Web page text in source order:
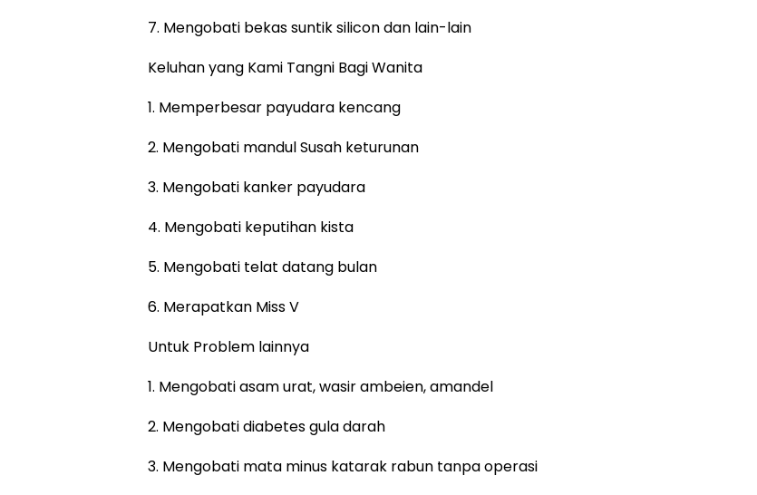
7. Mengobati bekas suntik silicon dan lain-lain
Keluhan yang Kami Tangni Bagi Wanita
1. Memperbesar payudara kencang
2. Mengobati mandul Susah keturunan
3. Mengobati kanker payudara
4. Mengobati keputihan kista
5. Mengobati telat datang bulan
6. Merapatkan Miss V
Untuk Problem lainnya
1. Mengobati asam urat, wasir ambeien, amandel
2. Mengobati diabetes gula darah
3. Mengobati mata minus katarak rabun tanpa operasi